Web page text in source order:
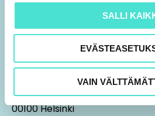
SALLI
VAIN
09 7552 2010
aspa@stakatemia.fi
Fredrikinkatu 61 A 8. krs
00100 Helsinki